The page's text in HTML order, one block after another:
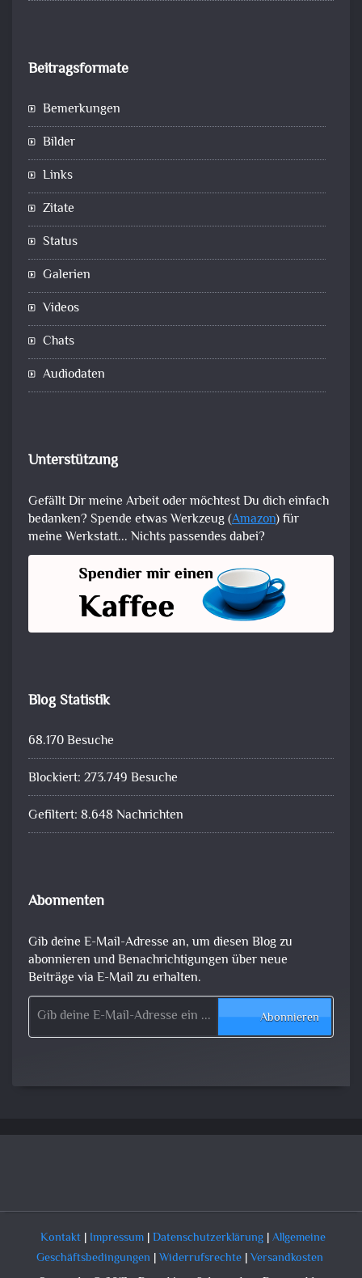
Beitragsformate
Bemerkungen
Bilder
Links
Zitate
Status
Galerien
Videos
Chats
Audiodaten
Unterstützung
Gefällt Dir meine Arbeit oder möchtest Du dich einfach
bedanken? Spende etwas Werkzeug (Amazon) für
meine Werkstatt... Nichts passendes dabei?
Blog Statistik
68.170 Besuche
Blockiert: 273.749 Besuche
Gefiltert: 8.648 Nachrichten
Abonnenten
Gib deine E-Mail-Adresse an, um diesen Blog zu
abonnieren und Benachrichtigungen über neue
Beiträge via E-Mail zu erhalten.
Gib deine E-Mail-Adresse ein ...
Abonnieren
Kontakt| Impressum|Datenschutzerklärung|Allgemeine
Geschäftsbedingungen |Widerrufsrechte|Versandkosten